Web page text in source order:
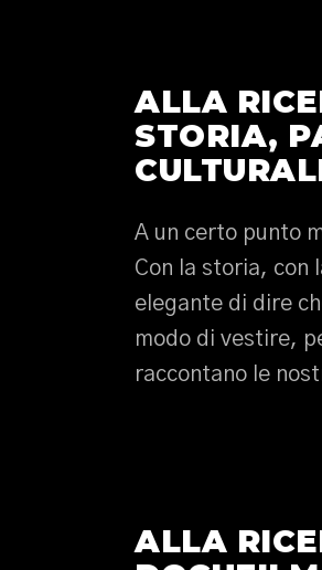
ALLA
STORIA,
A un certo punto
Con la storia, con
elegante di dire
modo di vestire,
raccontano le
ALLA